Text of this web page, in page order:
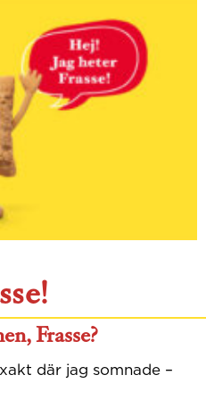
Frasse?​
där jag somnade –